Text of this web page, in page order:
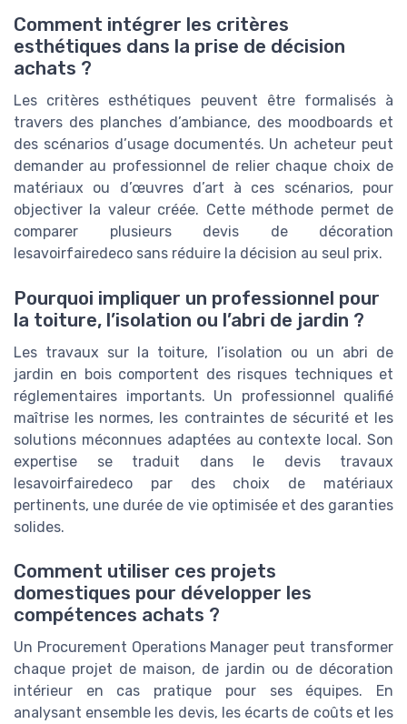
Comment intégrer les critères
esthétiques dans la prise de décision
achats ?
Les critères esthétiques peuvent être formalisés à
travers des planches d’ambiance, des moodboards et
des scénarios d’usage documentés. Un acheteur peut
demander au professionnel de relier chaque choix de
matériaux ou d’œuvres d’art à ces scénarios, pour
objectiver la valeur créée. Cette méthode permet de
comparer plusieurs devis de décoration
lesavoirfairedeco sans réduire la décision au seul prix.
Pourquoi impliquer un professionnel pour
la toiture, l’isolation ou l’abri de jardin ?
Les travaux sur la toiture, l’isolation ou un abri de
jardin en bois comportent des risques techniques et
réglementaires importants. Un professionnel qualifié
maîtrise les normes, les contraintes de sécurité et les
solutions méconnues adaptées au contexte local. Son
expertise se traduit dans le devis travaux
lesavoirfairedeco par des choix de matériaux
pertinents, une durée de vie optimisée et des garanties
solides.
Comment utiliser ces projets
domestiques pour développer les
compétences achats ?
Un Procurement Operations Manager peut transformer
chaque projet de maison, de jardin ou de décoration
intérieur en cas pratique pour ses équipes. En
analysant ensemble les devis, les écarts de coûts et les